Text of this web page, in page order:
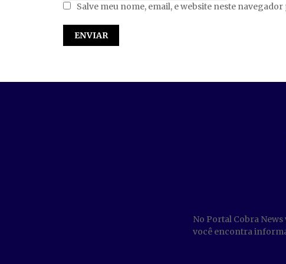
Salve meu nome, email, e website neste
No Portal Cobra
você encontra